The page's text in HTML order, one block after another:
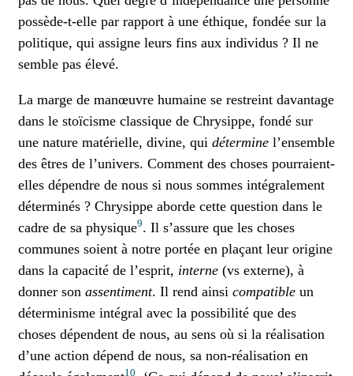
possède-t-elle par rapport à une éthique, fondée sur la
politique, qui assigne leurs fins aux individus ? Il ne
semble pas élevé.
La marge de manœuvre humaine se restreint davantage
dans le stoïcisme classique de Chrysippe, fondé sur
une nature matérielle, divine, qui détermine l’ensemble
des êtres de l’univers. Comment des choses pourraient-
elles dépendre de nous si nous sommes intégralement
déterminés ? Chrysippe aborde cette question dans le
cadre de sa physique9. Il s’assure que les choses
communes soient à notre portée en plaçant leur origine
dans la capacité de l’esprit, interne (vs externe), à
donner son assentiment. Il rend ainsi compatible un
déterminisme intégral avec la possibilité que des
choses dépendent de nous, au sens où si la réalisation
d’une action dépend de nous, sa non-réalisation en
10